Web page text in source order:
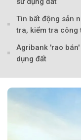
Tin bất động sản
tra, kiểm tra công
Agribank 'rao
dụng đất